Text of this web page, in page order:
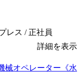
レス / 正社員
詳細を表示